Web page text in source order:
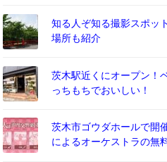
知る人ぞ知る撮影スポッ
場所も紹介
茨木駅近くにオープン！
っちもちでおいしい！
茨木市ゴウダホールで開
によるオーケストラの無